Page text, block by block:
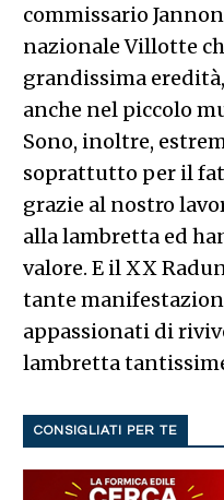
commissario
nazionale Villotte
grandissima
anche nel piccolo
Sono, inoltre,
soprattutto per il
grazie al nostro
alla lambretta ed
valore. E il XX
tante
appassionati di
lambretta
CONSIGLIATI PER TE